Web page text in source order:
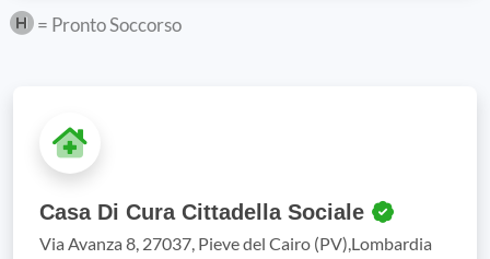
= Pronto Soccorso
Casa Di Cura Cittadella Sociale
Via Avanza 8, 27037, Pieve del Cairo (PV),Lombardia